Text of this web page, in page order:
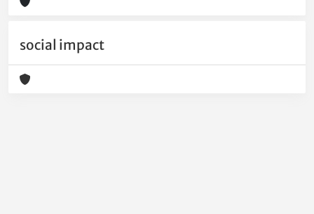
social impact